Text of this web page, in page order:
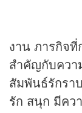
งาน ภารกิจ
สำคัญกับควา
สัมพันธ์รักรา
รัก สนุก มีคว